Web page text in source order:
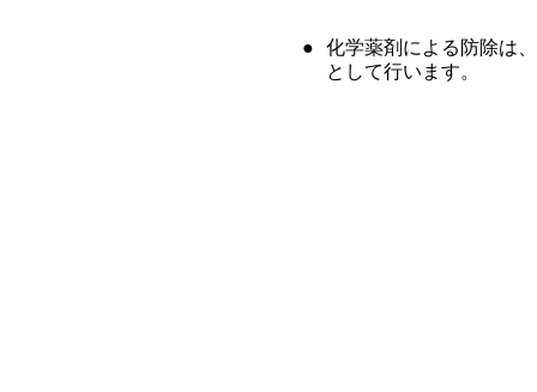
●
化学薬剤による防除は
として行います。